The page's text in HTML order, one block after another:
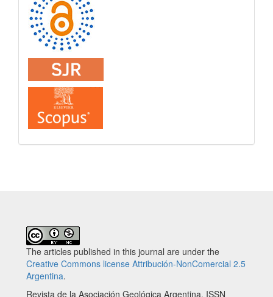
The articles published in this journal are under the
Creative Commons license Attribución-NonComercial 2.5
Argentina.
Revista de la Asociación Geológica Argentina. ISSN